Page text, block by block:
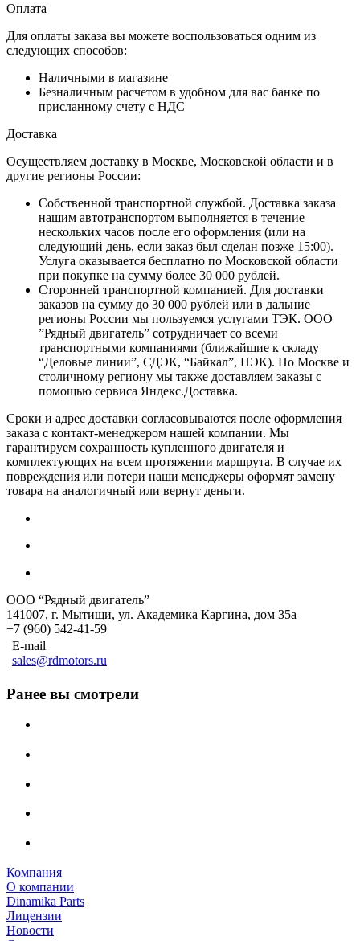
Оплата
Для оплаты заказа вы можете воспользоваться одним из
следующих способов:
Наличными в магазине
Безналичным расчетом в удобном для вас банке по
присланному счету с НДС
Доставка
Осуществляем доставку в Москве, Московской области и в
другие регионы России:
Собственной транспортной службой. Доставка заказа
нашим автотранспортом выполняется в течение
нескольких часов после его оформления (или на
следующий день, если заказ был сделан позже 15:00).
Услуга оказывается бесплатно по Московской области
при покупке на сумму более 30 000 рублей.
Сторонней транспортной компанией. Для доставки
заказов на сумму до 30 000 рублей или в дальние
регионы России мы пользуемся услугами ТЭК. ООО
”Рядный двигатель” сотрудничает со всеми
транспортными компаниями (ближайшие к складу
“Деловые линии”, СДЭК, “Байкал”, ПЭК). По Москве и
столичному региону мы также доставляем заказы с
помощью сервиса Яндекс.Доставка.
Сроки и адрес доставки согласовываются после оформления
заказа с контакт-менеджером нашей компании. Мы
гарантируем сохранность купленного двигателя и
комплектующих на всем протяжении маршрута. В случае их
повреждения или потери наши менеджеры оформят замену
товара на аналогичный или вернут деньги.
ООО “Рядный двигатель”
141007, г. Мытищи, ул. Академика Каргина, дом 35а
+7 (960) 542-41-59
E-mail
sales@rdmotors.ru
Ранее вы смотрели
Компания
О компании
Dinamika Parts
Лицензии
Новости